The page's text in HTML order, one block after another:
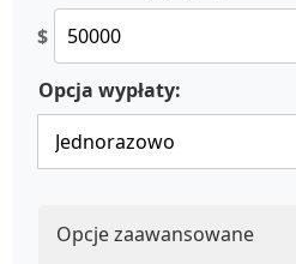
$
Opcja wypłaty:
Opcje zaawansowane